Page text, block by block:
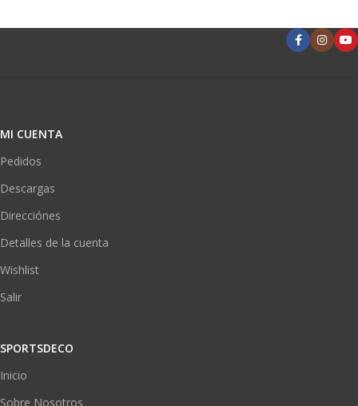
MI CUENTA
Pedidos
Descargas
Direcciónes
Detalles de la cuenta
Wishlist
Salir
SPORTSDECO
Inicio
Sobre Nosotros